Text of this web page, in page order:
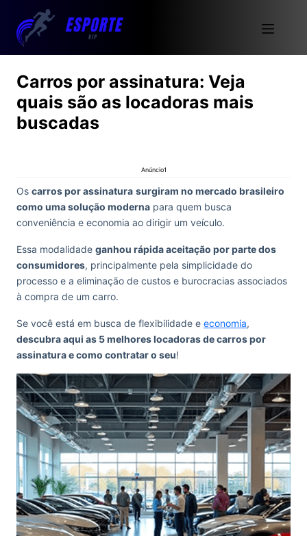
Carros por assinatura: Veja
quais são as locadoras mais
buscadas
Anúncio1
Os carros por assinatura surgiram no mercado brasileiro
como uma solução moderna para quem busca
conveniência e economia ao dirigir um veículo.
Essa modalidade ganhou rápida aceitação por parte dos
consumidores, principalmente pela simplicidade do
processo e a eliminação de custos e burocracias associados
à compra de um carro.
Se você está em busca de flexibilidade e economia,
descubra aqui as 5 melhores locadoras de carros por
assinatura e como contratar o seu!